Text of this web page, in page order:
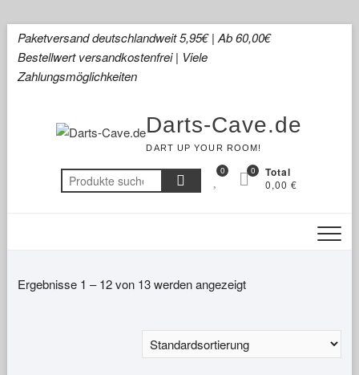
Skip
content
Paketversand deutschlandweit 5,95€ | Ab 60,00€
Bestellwert versandkostenfrei | Viele
Zahlungsmöglichkeiten
Darts-Cave.de
DART UP YOUR ROOM!
Suchen
nach:
0 Total
0,00 €
0
Ergebnisse 1 – 12 von 13 werden angezeigt